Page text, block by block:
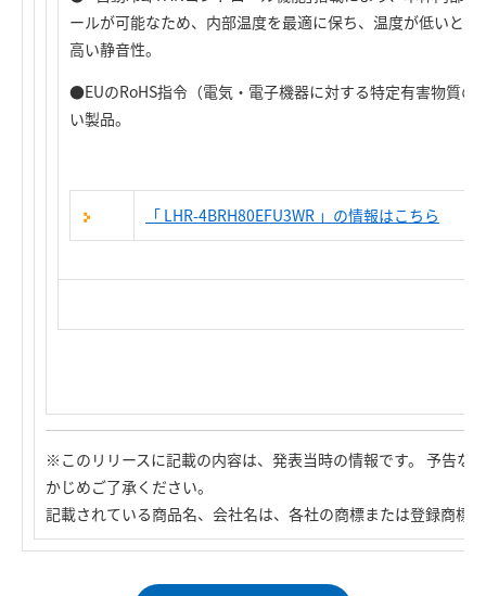
ールが可能なため、内部温度を最適に保ち、温度が低いと
高い静音性。
●EUのRoHS指令（電気・電子機器に対する特定有害物質の
い製品。
「 LHR-4BRH80EFU3WR 」の情報はこちら
※このリリースに記載の内容は、発表当時の情報です。 予告な
かじめご了承ください。
記載されている商品名、会社名は、各社の商標または登録商標